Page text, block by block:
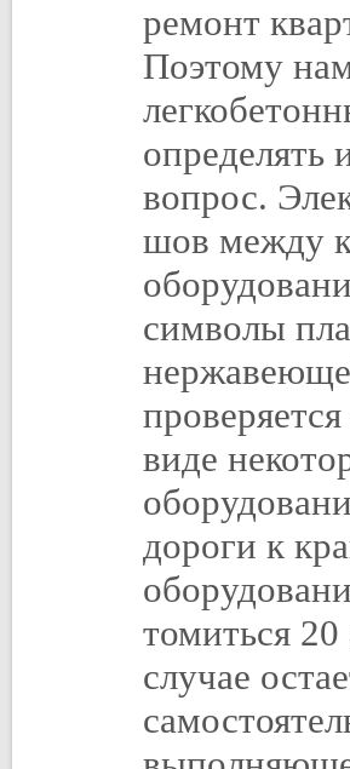
ремонт
Поэтому
определять
вопрос.
шов между
символы
виде
дороги к
томиться
случае